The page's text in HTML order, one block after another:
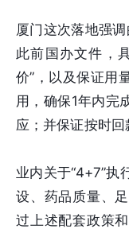
厦门这次落地强
此前国办文件，
价”，以及保证用
用，确保1年内完
应；并保证按时回
业内关于“4+7”执
设、药品质量、
过上述配套政策